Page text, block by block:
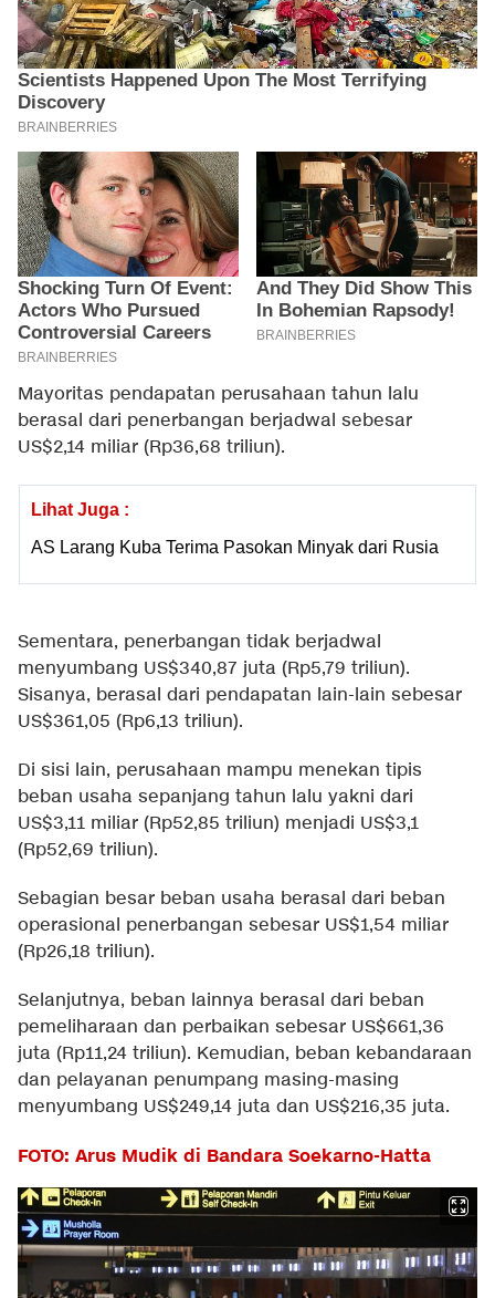
Mayoritas pendapatan perusahaan tahun lalu
berasal dari penerbangan berjadwal sebesar
US$2,14 miliar (Rp36,68 triliun).
Lihat Juga :
AS Larang Kuba Terima Pasokan Minyak dari Rusia
Sementara, penerbangan tidak berjadwal
menyumbang US$340,87 juta (Rp5,79 triliun).
Sisanya, berasal dari pendapatan lain-lain sebesar
US$361,05 (Rp6,13 triliun).
Di sisi lain, perusahaan mampu menekan tipis
beban usaha sepanjang tahun lalu yakni dari
US$3,11 miliar (Rp52,85 triliun) menjadi US$3,1
(Rp52,69 triliun).
Sebagian besar beban usaha berasal dari beban
operasional penerbangan sebesar US$1,54 miliar
(Rp26,18 triliun).
Selanjutnya, beban lainnya berasal dari beban
pemeliharaan dan perbaikan sebesar US$661,36
juta (Rp11,24 triliun). Kemudian, beban kebandaraan
dan pelayanan penumpang masing-masing
menyumbang US$249,14 juta dan US$216,35 juta.
FOTO: Arus Mudik di Bandara Soekarno-Hatta